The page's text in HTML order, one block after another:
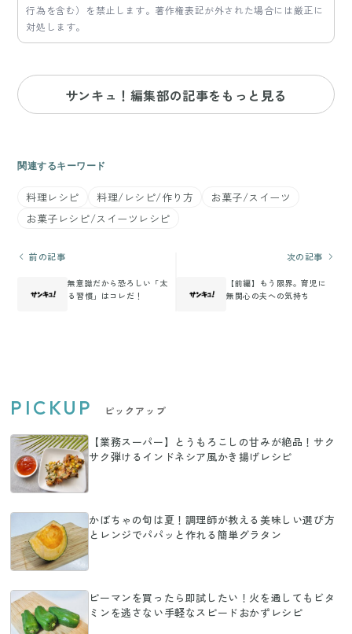
行為を含む）を禁止します。著作権表記が外された場合には厳正に
対処します。
サンキュ！編集部の記事をもっと見る
関連するキーワード
料理レシピ 料理/レシピ/作り方
お菓子/スイーツ
お菓子レシピ/スイーツレシピ
前の記事
無意識だから恐ろしい「太
る習慣」はコレだ！
次の記事
【前編】もう限界。育児に
無関心の夫への気持ち
PICKUP ピックアップ
【業務スーパー】とうもろこしの甘みが絶品！サク
サク弾けるインドネシア風かき揚げレシピ
かぼちゃの旬は夏！調理師が教える美味しい選び方
とレンジでパパッと作れる簡単グラタン
ピーマンを買ったら即試したい！火を通してもビタ
ミンを逃さない手軽なスピードおかずレシピ